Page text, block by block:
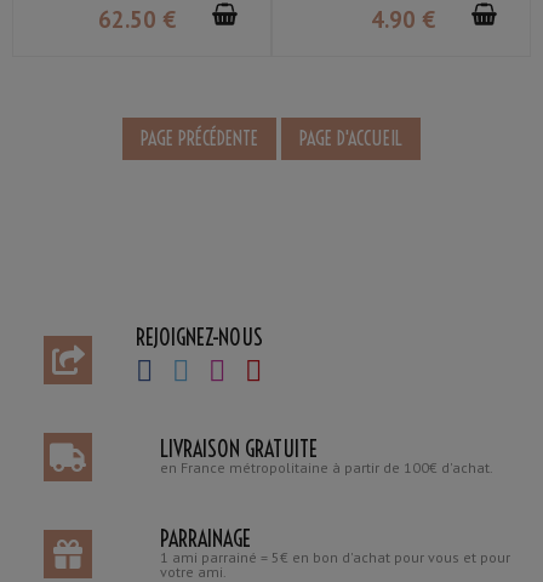
62.50 € 4.90 €
REJOIGNEZ-NOUS
LIVRAISON GRATUITE
en France métropolitaine à partir de 100€ d'achat.
PARRAINAGE
1 ami parrainé = 5€ en bon d'achat pour vous et pour
votre ami.